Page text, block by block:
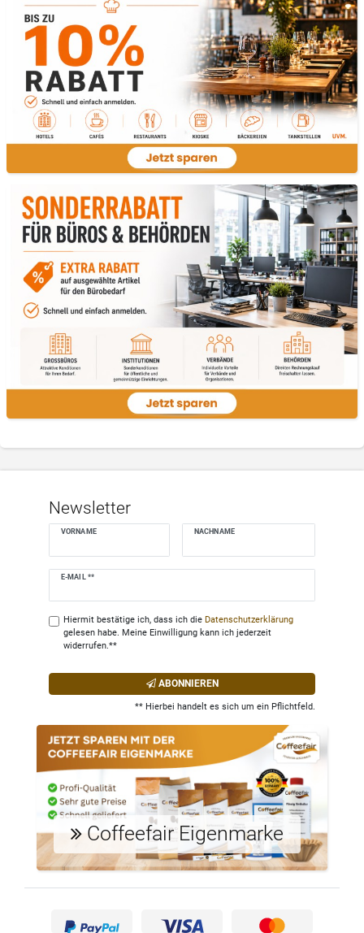
Newsletter
VORNAME NACHNAME
E-MAIL **
Newsletter
Hiermit bestätige ich, dass ich die Daten­schutz­erklärung
gelesen habe. Meine Einwilligung kann ich jederzeit
widerrufen.**
ABONNIEREN
** Hierbei handelt es sich um ein Pflichtfeld.
Coffeefair Eigenmarke